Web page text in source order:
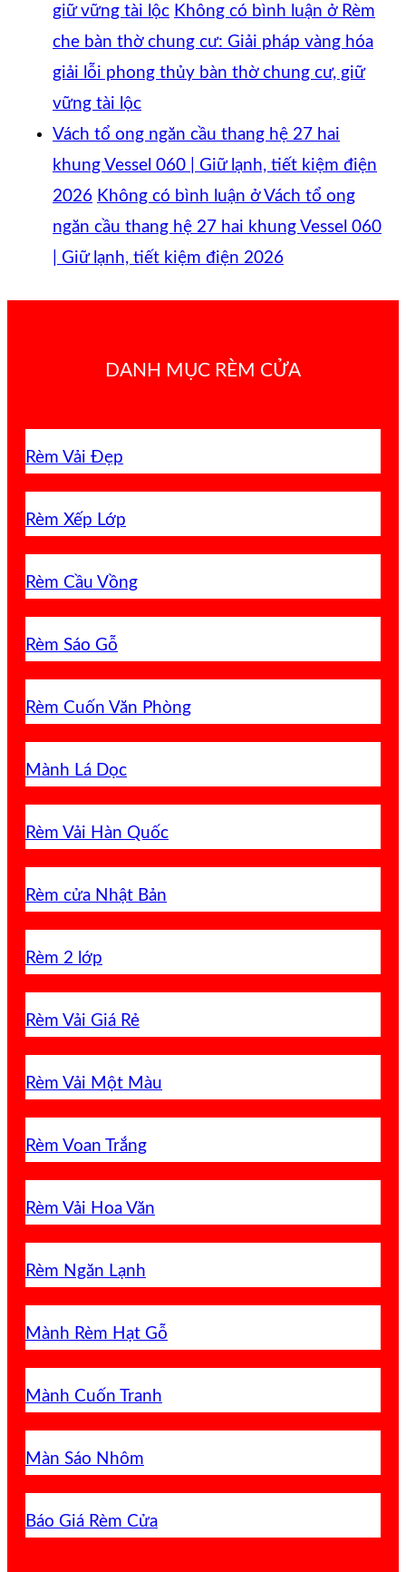
giữ vững tài lộc Không có bình luận ở Rèm
che bàn thờ chung cư: Giải pháp vàng hóa
giải lỗi phong thủy bàn thờ chung cư, giữ
vững tài lộc
Vách tổ ong ngăn cầu thang hệ 27 hai
khung Vessel 060 | Giữ lạnh, tiết kiệm điện
2026 Không có bình luận ở Vách tổ ong
ngăn cầu thang hệ 27 hai khung Vessel 060
| Giữ lạnh, tiết kiệm điện 2026
DANH MỤC RÈM CỬA
Rèm Vải Đẹp
Rèm Xếp Lớp
Rèm Cầu Vồng
Rèm Sáo Gỗ
Rèm Cuốn Văn Phòng
Mành Lá Dọc
Rèm Vải Hàn Quốc
Rèm cửa Nhật Bản
Rèm 2 lớp
Rèm Vải Giá Rẻ
Rèm Vải Một Màu
Rèm Voan Trắng
Rèm Vải Hoa Văn
Rèm Ngăn Lạnh
Mành Rèm Hạt Gỗ
Mành Cuốn Tranh
Màn Sáo Nhôm
Báo Giá Rèm Cửa